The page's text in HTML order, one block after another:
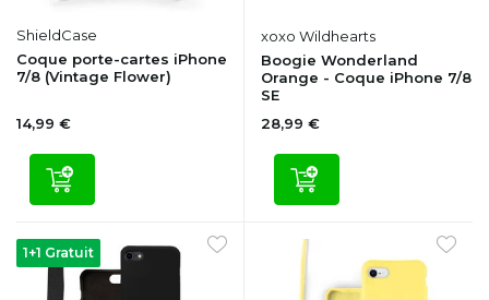
ShieldCase
Coque porte-cartes iPhone
7/8 (Vintage Flower)
14,99 €
xoxo Wildhearts
Boogie Wonderland
Orange - Coque iPhone 7/8
SE
28,99 €
1+1 Gratuit